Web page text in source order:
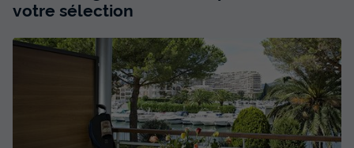
votre sélection